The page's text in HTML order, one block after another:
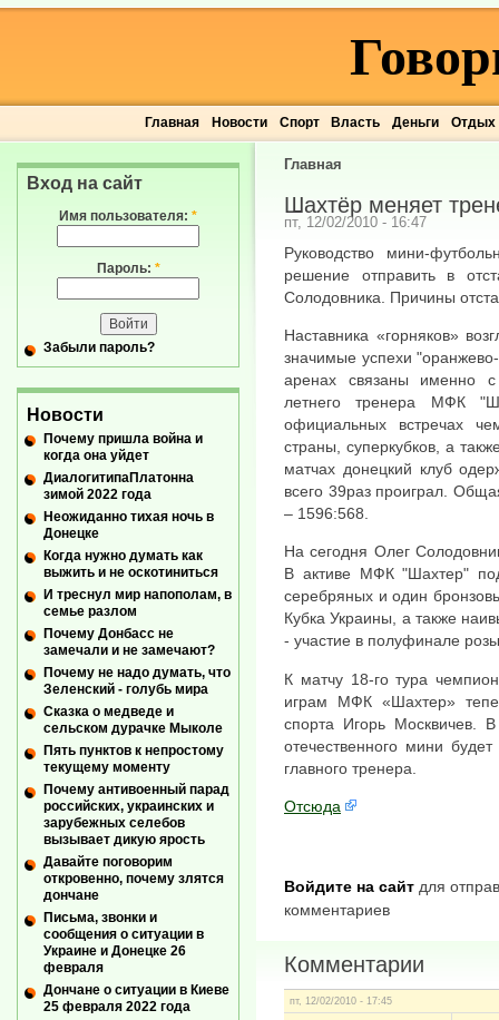
Главная Новости Спорт Власть Деньги Отдых
Главная
Шахтёр меняет
пт, 12/02/2010 - 16:47
Руководство мини-
решение отправить в
Солодовника. Причины
Наставника «горняков»
значимые успехи
аренах связаны именно
летнего тренера МФК
официальных встречах
страны, суперкубков, а
матчах донецкий клуб
всего 39раз проиграл.
– 1596:568.
На сегодня Олег
В активе МФК "Шахтер"
серебряных и один
Кубка Украины, а также
- участие в полуфинале
К матчу 18-го тура
играм МФК «Шахтер»
спорта Игорь Москвичев.
отечественного мини
главного тренера.
Отсюда
Войдите на сайт для
комментариев
Комментарии
пт, 12/02/2010 - 17:45
Вход на сайт
Имя пользователя: *
Пароль: *
Забыли пароль?
Новости
Почему пришла война и
когда она уйдет
ДиалогитипаПлатонна
зимой 2022 года
Неожиданно тихая ночь в
Донецке
Когда нужно думать как
выжить и не оскотиниться
И треснул мир напополам, в
семье разлом
Почему Донбасс не
замечали и не замечают?
Почему не надо думать, что
Зеленский - голубь мира
Сказка о медведе и
сельском дурачке Мыколе
Пять пунктов к непростому
текущему моменту
Почему антивоенный парад
российских, украинских и
зарубежных селебов
вызывает дикую ярость
Давайте поговорим
откровенно, почему злятся
дончане
Письма, звонки и
сообщения о ситуации в
Украине и Донецке 26
февраля
Дончане о ситуации в Киеве
25 февраля 2022 года